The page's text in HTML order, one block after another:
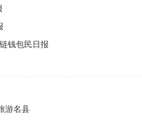
钱包民日报
游名县